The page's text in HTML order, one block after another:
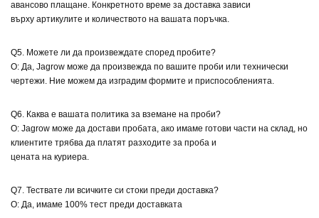
авансово плащане. Конкретното време за доставка зависи
върху артикулите и количеството на вашата поръчка.
Q5. Можете ли да произвеждате според пробите?
О: Да, Jagrow може да произвежда по вашите проби или технически
чертежи. Ние можем да изградим формите и приспособленията.
Q6. Каква е вашата политика за вземане на проби?
О: Jagrow може да достави пробата, ако имаме готови части на склад, но
клиентите трябва да платят разходите за проба и
цената на куриера.
Q7. Тествате ли всичките си стоки преди доставка?
О: Да, имаме 100% тест преди доставката